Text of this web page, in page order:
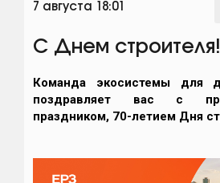
7 августа 18:01
С Днем строителя!
Команда экосистемы для
поздравляет вас с
праздником, 70-летием Дня